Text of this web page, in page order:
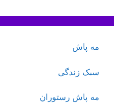
مه پاش
سبک زندگی
مه پاش رستوران